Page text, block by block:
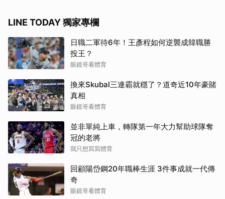
LINE TODAY 獨家專欄
日職二軍待6年！王彥程如何逆襲成韓職勝
投王？
眼鏡哥看體育
換來Skubal三連霸就穩了？道奇近10年豪賭
真相
眼鏡哥看體育
並非單純上車，轉隊第一年大力幫助球隊奪
冠的老將
我只想寫寫體育
回顧陽岱鋼20年職棒生涯 3件事成就一代傳
奇
眼鏡哥看體育